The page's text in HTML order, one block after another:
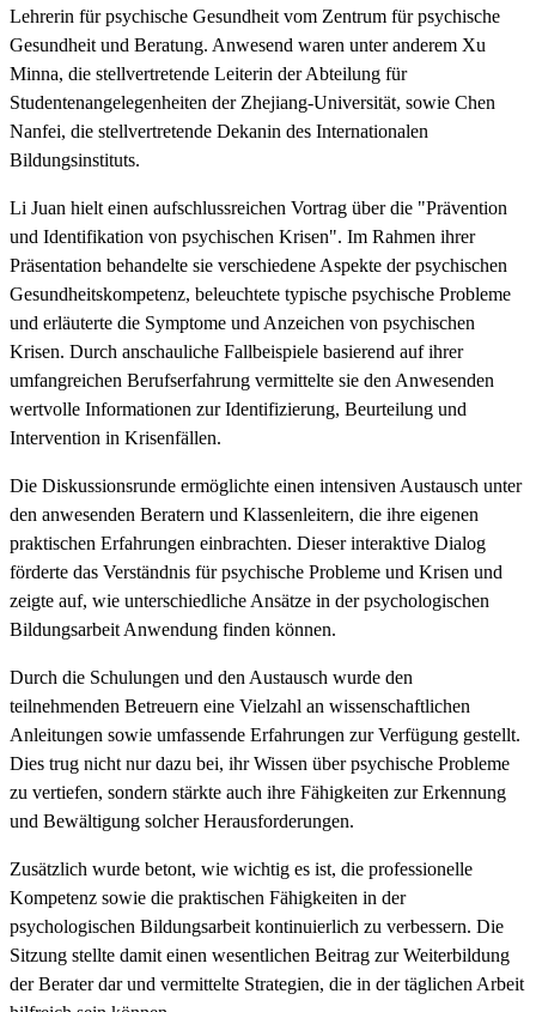
Lehrerin für psychische Gesundheit vom Zentrum für psychische
Gesundheit und Beratung. Anwesend waren unter anderem Xu
Minna, die stellvertretende Leiterin der Abteilung für
Studentenangelegenheiten der Zhejiang-Universität, sowie Chen
Nanfei, die stellvertretende Dekanin des Internationalen
Bildungsinstituts.
Li Juan hielt einen aufschlussreichen Vortrag über die "Prävention
und Identifikation von psychischen Krisen". Im Rahmen ihrer
Präsentation behandelte sie verschiedene Aspekte der psychischen
Gesundheitskompetenz, beleuchtete typische psychische Probleme
und erläuterte die Symptome und Anzeichen von psychischen
Krisen. Durch anschauliche Fallbeispiele basierend auf ihrer
umfangreichen Berufserfahrung vermittelte sie den Anwesenden
wertvolle Informationen zur Identifizierung, Beurteilung und
Intervention in Krisenfällen.
Die Diskussionsrunde ermöglichte einen intensiven Austausch unter
den anwesenden Beratern und Klassenleitern, die ihre eigenen
praktischen Erfahrungen einbrachten. Dieser interaktive Dialog
förderte das Verständnis für psychische Probleme und Krisen und
zeigte auf, wie unterschiedliche Ansätze in der psychologischen
Bildungsarbeit Anwendung finden können.
Durch die Schulungen und den Austausch wurde den
teilnehmenden Betreuern eine Vielzahl an wissenschaftlichen
Anleitungen sowie umfassende Erfahrungen zur Verfügung gestellt.
Dies trug nicht nur dazu bei, ihr Wissen über psychische Probleme
zu vertiefen, sondern stärkte auch ihre Fähigkeiten zur Erkennung
und Bewältigung solcher Herausforderungen.
Zusätzlich wurde betont, wie wichtig es ist, die professionelle
Kompetenz sowie die praktischen Fähigkeiten in der
psychologischen Bildungsarbeit kontinuierlich zu verbessern. Die
Sitzung stellte damit einen wesentlichen Beitrag zur Weiterbildung
der Berater dar und vermittelte Strategien, die in der täglichen Arbeit